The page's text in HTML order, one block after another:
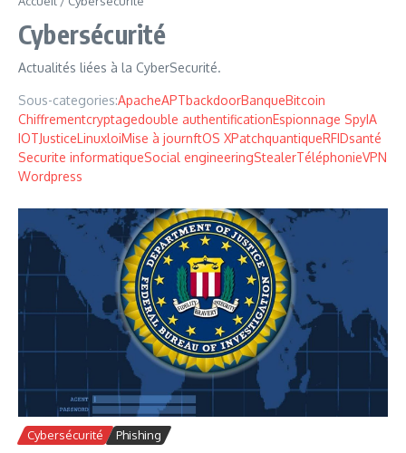
Cybersécurité
Actualités liées à la CyberSecurité.
Sous-categories:ApacheAPTbackdoorBanqueBitcoin
Chiffrementcryptagedouble authentificationEspionnage SpyIA
IOTJusticeLinuxloiMise à journftOS XPatchquantiqueRFIDsanté
Securite informatiqueSocial engineeringStealerTéléphonieVPN
Wordpress
Cybersécurité Phishing